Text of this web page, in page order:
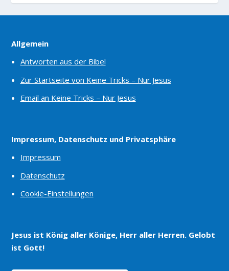
Allgemein
Antworten aus der Bibel
Zur Startseite von Keine Tricks – Nur Jesus
Email an Keine Tricks – Nur Jesus
Impressum, Datenschutz und Privatsphäre
Impressum
Datenschutz
Cookie-Einstellungen
Jesus ist König aller Könige, Herr aller Herren. Gelobt
ist Gott!